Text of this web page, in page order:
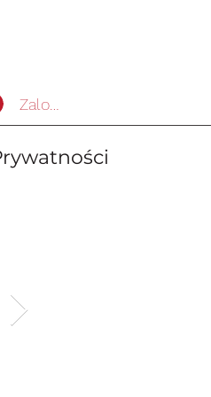
Zaloguj się